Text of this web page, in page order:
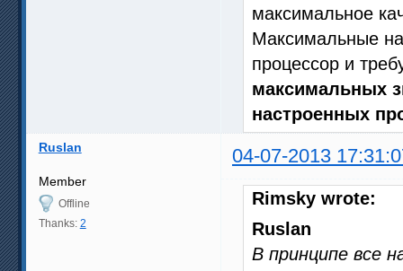
максимальное
Максимальные
процессор и
максимальных
настроенных
Ruslan 04-07-2013
Member
Offline
Thanks: 2
Rimsky wrote:
Ruslan
В принципе все